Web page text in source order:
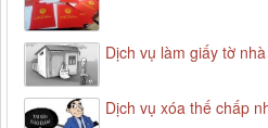
Dịch vụ làm giấy tờ
Dịch vụ xóa thế chấp